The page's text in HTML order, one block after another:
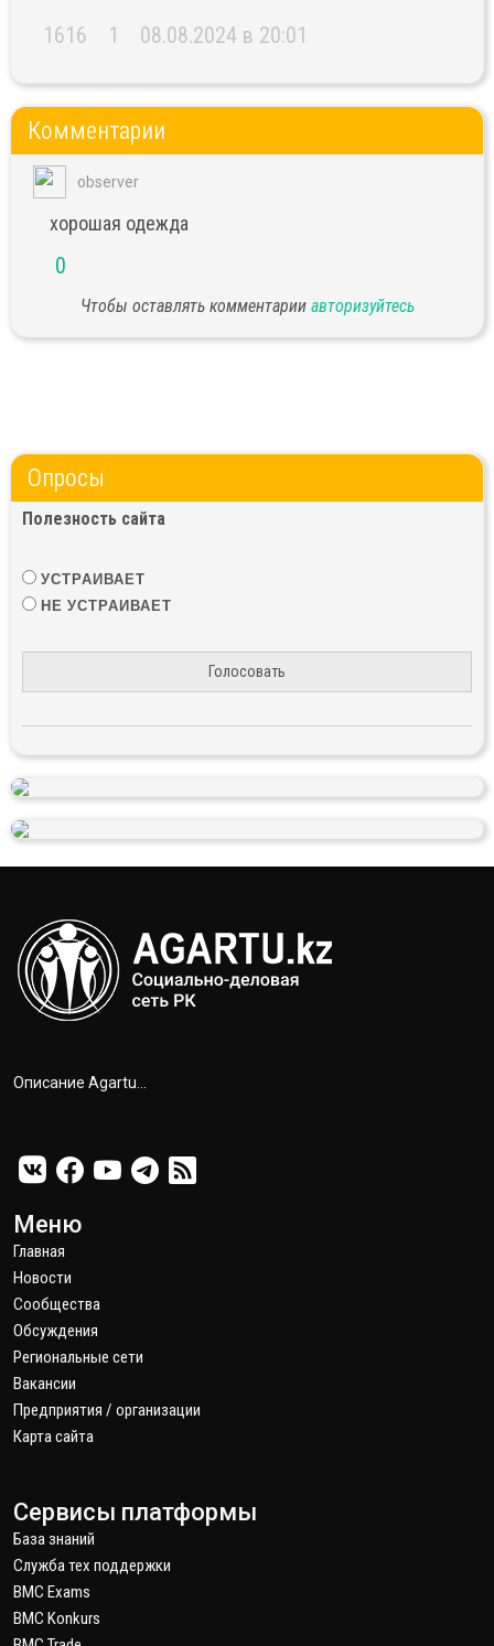
1616
1 08.08.2024 в 20:01
Комментарии
observer
хорошая одежда
0
Чтобы оставлять комментарии авторизуйтесь
Опросы
Полезность сайта
УСТРАИВАЕТ
НЕ УСТРАИВАЕТ
Голосовать
Описание Agartu...
Меню
Главная
Новости
Сообщества
Обсуждения
Региональные сети
Вакансии
Предприятия / организации
Карта сайта
Сервисы платформы
База знаний
Служба тех поддержки
BMC Exams
BMC Konkurs